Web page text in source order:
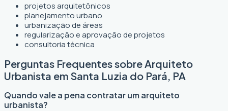
projetos arquitetônicos
planejamento urbano
urbanização de áreas
regularização e aprovação de projetos
consultoria técnica
Perguntas Frequentes sobre Arquiteto
Urbanista em Santa Luzia do Pará, PA
Quando vale a pena contratar um arquiteto
urbanista?